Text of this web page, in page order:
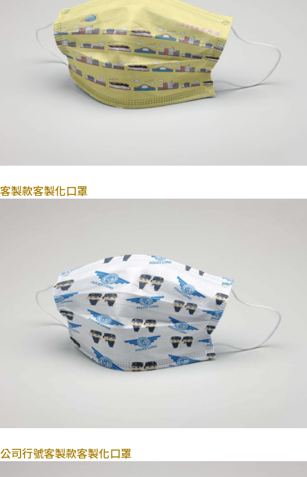
客製款客製化口罩
公司行號客製款客製化口罩